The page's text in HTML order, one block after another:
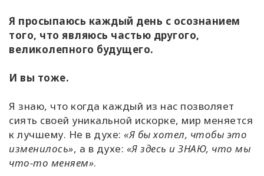
Я просыпаюсь каждый день с осознанием
того, что являюсь частью другого,
великолепного будущего.
И вы тоже.
Я знаю, что когда каждый из нас позволяет
сиять своей уникальной искорке, мир меняется
к лучшему. Не в духе: «Я бы хотел, чтобы это
изменилось», а в духе: «Я здесь и ЗНАЮ, что мы
что-то меняем».